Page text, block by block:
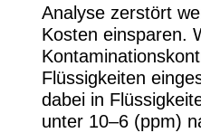
Analyse zerstört
Kosten einsparen.
Flüssigkeiten
dabei in
unter 10–6 (ppm)